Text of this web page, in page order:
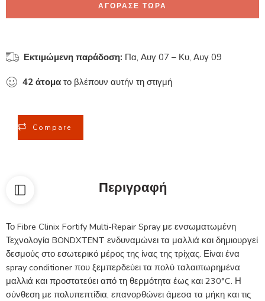
ΑΓΟΡΑΣΕ ΤΩΡΑ
Εκτιμώμενη παράδοση: Πα, Αυγ 07 – Κυ, Αυγ 09
42 άτομα το βλέπουν αυτήν τη στιγμή
Compare
Περιγραφή
Το Fibre Clinix Fortify Multi-Repair Spray με ενσωματωμένη
Τεχνολογία BONDXTENT ενδυναμώνει τα μαλλιά και δημιουργεί
δεσμούς στο εσωτερικό μέρος της ίνας της τρίχας. Είναι ένα
spray conditioner που ξεμπερδεύει τα πολύ ταλαιπωρημένα
μαλλιά και προστατεύει από τη θερμότητα έως και 230°C. Η
σύνθεση με πολυπεπτίδια, επανορθώνει άμεσα τα μήκη και τις